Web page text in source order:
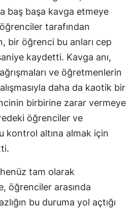
İstanbul
Kars
Kastamonu
Kayseri
Kırklareli
Kırşehir
Kütahya
baş başa kavga etmeye
tarafından
bir öğrenci bu anları cep
kaydetti. Kavga anı,
ve öğretmenlerin
daha da kaotik bir
birbirine zarar vermeye
öğrenciler ve
kontrol altına almak için
tam olarak
öğrenciler arasında
bu duruma yol açtığı